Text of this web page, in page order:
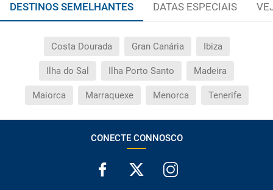
DESTINOS SEMELHANTES DATAS ESPECIAIS
Costa Dourada Gran Canária Ibiza
Ilha do Sal Ilha Porto Santo Madeira
Maiorca Marraquexe Menorca Tenerife
CONECTE CONNOSCO